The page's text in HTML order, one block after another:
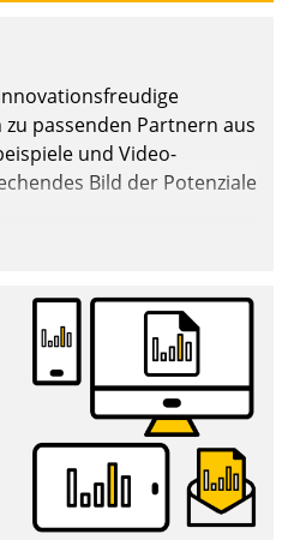
passenden Partnern aus
und Video-
Bild der Potenziale